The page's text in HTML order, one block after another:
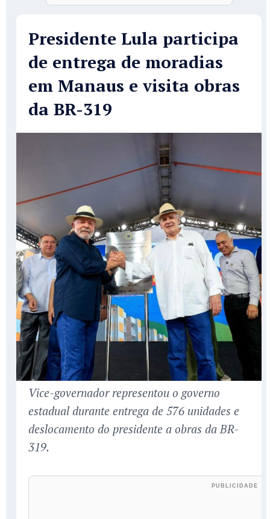
Presidente Lula participa
de entrega de moradias
em Manaus e visita obras
da BR-319
Vice-governador representou o governo
estadual durante entrega de 576 unidades e
deslocamento do presidente a obras da BR-
319.